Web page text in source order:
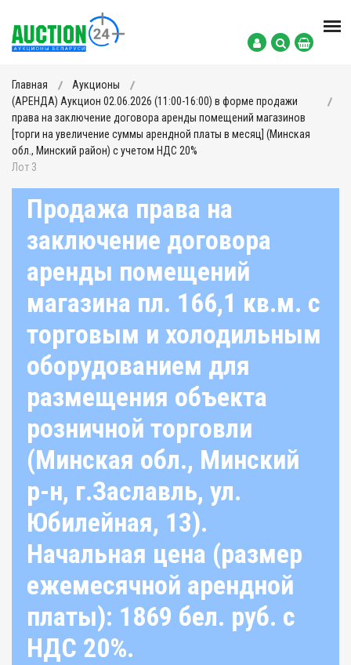
Главная
Аукционы
(АРЕНДА) Аукцион 02.06.2026 (11:00-16:00) в форме продажи
права на заключение договора аренды помещений магазинов
[торги на увеличение суммы арендной платы в месяц] (Минская
обл., Минский район) с учетом НДС 20%
Лот 3
Продажа права на
заключение договора
аренды помещений
магазина пл. 166,1 кв.м. с
торговым и холодильным
оборудованием для
размещения объекта
розничной торговли
(Минская обл., Минский
р-н, г.Заславль, ул.
Юбилейная, 13).
Начальная цена (размер
ежемесячной арендной
платы): 1869 бел. руб. с
НДС 20%.